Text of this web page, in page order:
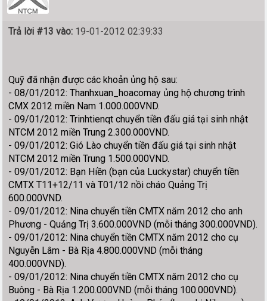
Trả lời #13 vào: 19-01-2012 02:39:33
Quỹ đã nhận được các khoản ủng hộ sau:
- 08/01/2012: Thanhxuan_hoacomay ủng hộ chương trình
CMX 2012 miền Nam 1.000.000VND.
- 09/01/2012: Trinhtienqt chuyển tiền đấu giá tại sinh nhật
NTCM 2012 miền Trung 2.300.000VND.
- 09/01/2012: Gió Lào chuyển tiền đấu giá tại sinh nhật
NTCM 2012 miền Trung 1.500.000VND.
- 09/01/2012: Bạn Hiền (bạn của Luckystar) chuyển tiền
CMTX T11+12/11 và T01/12 nồi cháo Quảng Trị
600.000VND.
- 09/01/2012: Nina chuyển tiền CMTX năm 2012 cho anh
Phương - Quảng Trị 3.600.000VND (mỗi tháng 300.000VND).
- 09/01/2012: Nina chuyển tiền CMTX năm 2012 cho cụ
Nguyễn Lâm - Bà Rịa 4.800.000VND (mỗi tháng
400.000VND).
- 09/01/2012: Nina chuyển tiền CMTX năm 2012 cho cụ
Buông - Bà Rịa 1.200.000VND (mỗi tháng 100.000VND).